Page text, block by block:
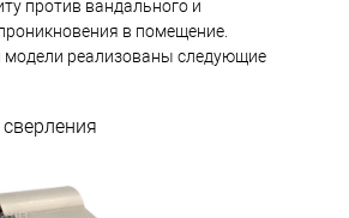
против вандального и
в помещение.
модели реализованы следующие